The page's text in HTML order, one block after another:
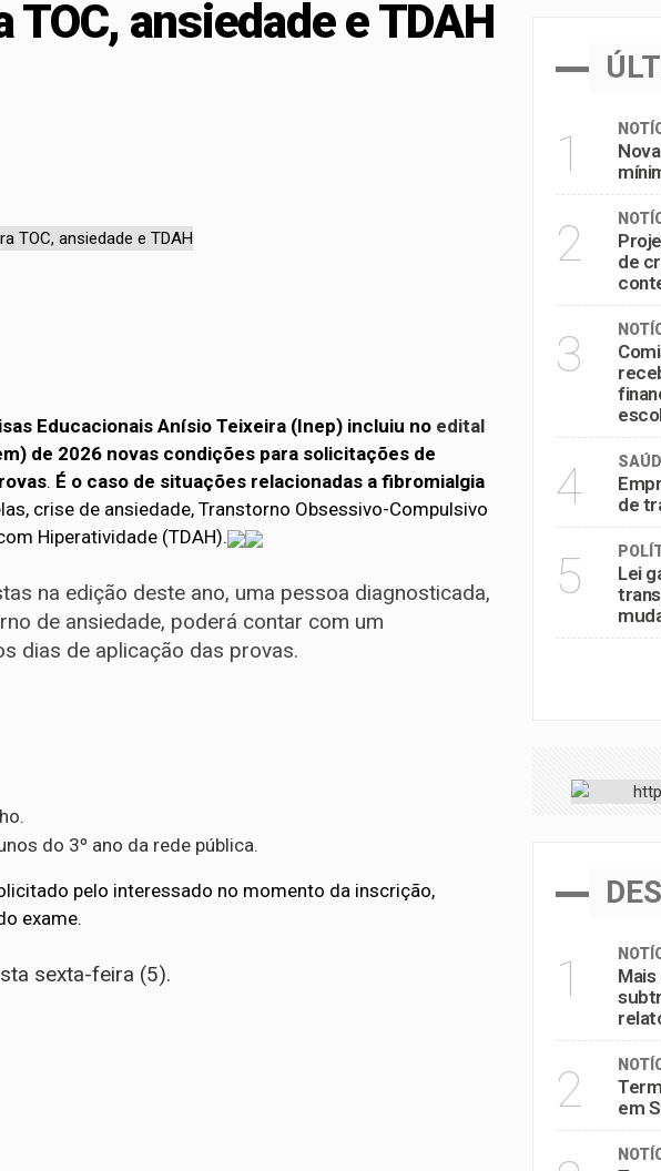
para proteção de crianças e adolescentes contra conteúdos inadequados
de Orçamento recebe sugestões para o financiamento de creches e pré-escolas
ansiedade e TDAH
Educacionais Anísio Teixeira (Inep) incluiu no edital
de 2026 novas condições para solicitações de
. É o caso de situações relacionadas a fibromialgia
crise de ansiedade, Transtorno Obsessivo-Compulsivo
Hiperatividade (TDAH).
na edição deste ano, uma pessoa diagnosticada,
de ansiedade, poderá contar com um
dias de aplicação das provas.
do 3º ano da rede pública.
pelo interessado no momento da inscrição,
exame.
sexta-feira (5).
1
2
de
3
4
de
5
Lei
1
2
em